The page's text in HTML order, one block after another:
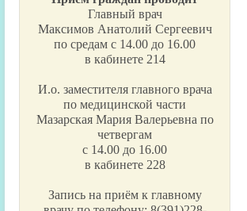
Главный врач
Максимов Анатолий Сергеевич
по средам с 14.00 до 16.00
в кабинете 214
И.о. заместителя главного врача
по медицинской части
Мазарская Мария Валерьевна по
четвергам
с 14.00 до 16.00
в кабинете 228
Запись на приём к главному